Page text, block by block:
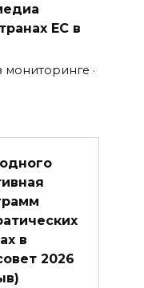
ЕС в
мониторинге ·
в
2026